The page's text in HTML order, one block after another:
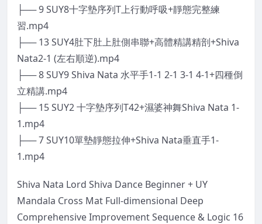
├── 9 SUY8十字墊序列T上行動呼吸+靜態完整練
習.mp4
├── 13 SUY4肚下肚上肚側串聯+高體精講精剖+Shiva
Nata2-1 (左右順逆).mp4
├── 8 SUY9 Shiva Nata 水平手1-1 2-1 3-1 4-1+四種倒
立精講.mp4
├── 15 SUY2 十字墊序列T42+濕婆神舞Shiva Nata 1-
1.mp4
├── 7 SUY10單墊靜態拉伸+Shiva Nata垂直手1-
1.mp4
Shiva Nata Lord Shiva Dance Beginner + UY
Mandala Cross Mat Full-dimensional Deep
Comprehensive Improvement Sequence & Logic 16